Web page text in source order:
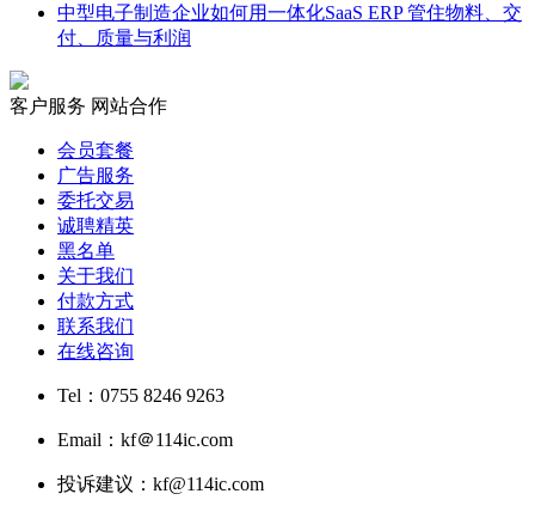
中型电子制造企业如何用一体化SaaS ERP 管住物料、交
付、质量与利润
客户服务 网站合作
会员套餐
广告服务
委托交易
诚聘精英
黑名单
关于我们
付款方式
联系我们
在线咨询
Tel：0755 8246 9263
Email：kf＠114ic.com
投诉建议：kf@114ic.com